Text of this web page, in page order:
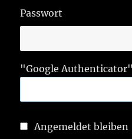
Passwort
"Google
Angemeldet bleiben